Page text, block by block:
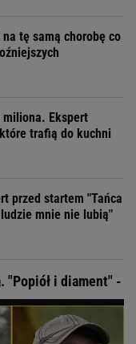
tę samą chorobę co
miliona. Ekspert
trafią do kuchni
przed startem "Tańca
mnie nie lubią"
"Popiół i diament" -